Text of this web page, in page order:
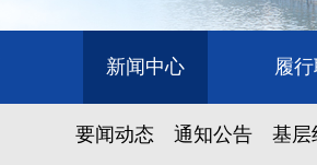
新闻中心 履
要闻动态 通知公告 基层